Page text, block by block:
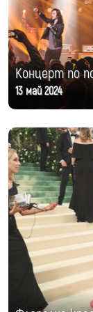
Концерт по
13 май 2024